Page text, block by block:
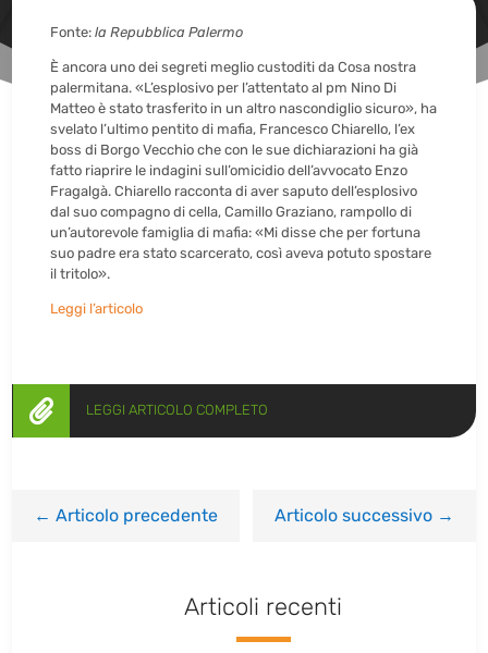
Fonte:la Repubblica Palermo
È ancora uno dei segreti meglio custoditi da Cosa nostra
palermitana. «L’esplosivo per l’attentato al pm Nino Di
Matteo è stato trasferito in un altro nascondiglio sicuro», ha
svelato l’ultimo pentito di mafia, Francesco Chiarello, l’ex
boss di Borgo Vecchio che con le sue dichiarazioni ha già
fatto riaprire le indagini sull’omicidio dell’avvocato Enzo
Fragalgà. Chiarello racconta di aver saputo dell’esplosivo
dal suo compagno di cella, Camillo Graziano, rampollo di
un’autorevole famiglia di mafia: «Mi disse che per fortuna
suo padre era stato scarcerato, così aveva potuto spostare
il tritolo».
Leggi l’articolo
 LEGGI ARTICOLO COMPLETO
←Articolo precedente Articolo successivo→
Articoli recenti